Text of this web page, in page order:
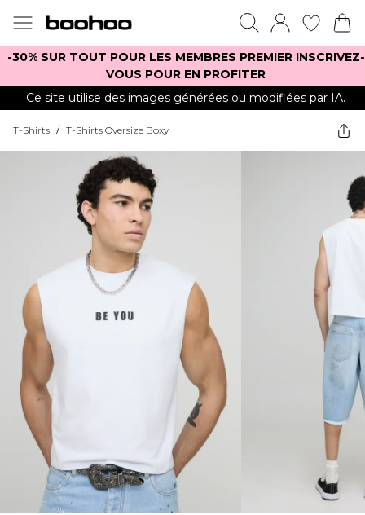
-30% SUR TOUT POUR LES MEMBRES PREMIER INSCRIVEZ-
VOUS POUR EN PROFITER
Ce site utilise des images générées ou modifiées par IA.
T-Shirts / T-Shirts Oversize Boxy